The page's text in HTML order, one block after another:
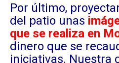
Por último,
del patio unas
que se realiza en
dinero que se
iniciativas. Nuestra